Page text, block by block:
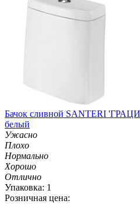
Бачок сливной SANTERI
белый
Ужасно
Плохо
Нормально
Хорошо
Отлично
Упаковка: 1
Розничная цена: